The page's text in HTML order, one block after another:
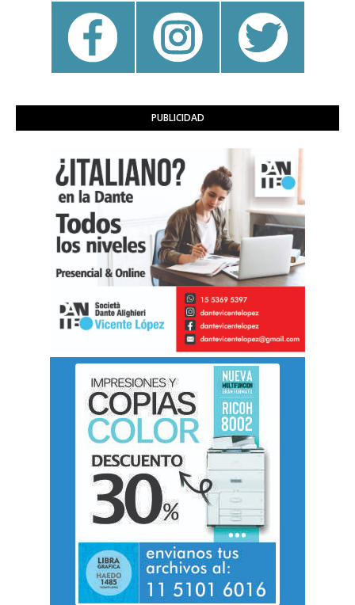
PUBLICIDAD